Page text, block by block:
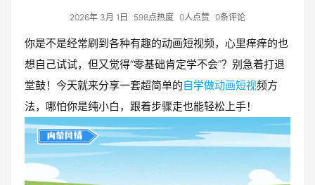
2026年 3月 1日 598点热度 0人点赞 0条评论
你是不是经常刷到各种有趣的动画短视频，心里痒痒的也
想自己试试，但又觉得“零基础肯定学不会”？别急着打退
堂鼓！今天就来分享一套超简单的自学做动画短视频方
法，哪怕你是纯小白，跟着步骤走也能轻松上手！